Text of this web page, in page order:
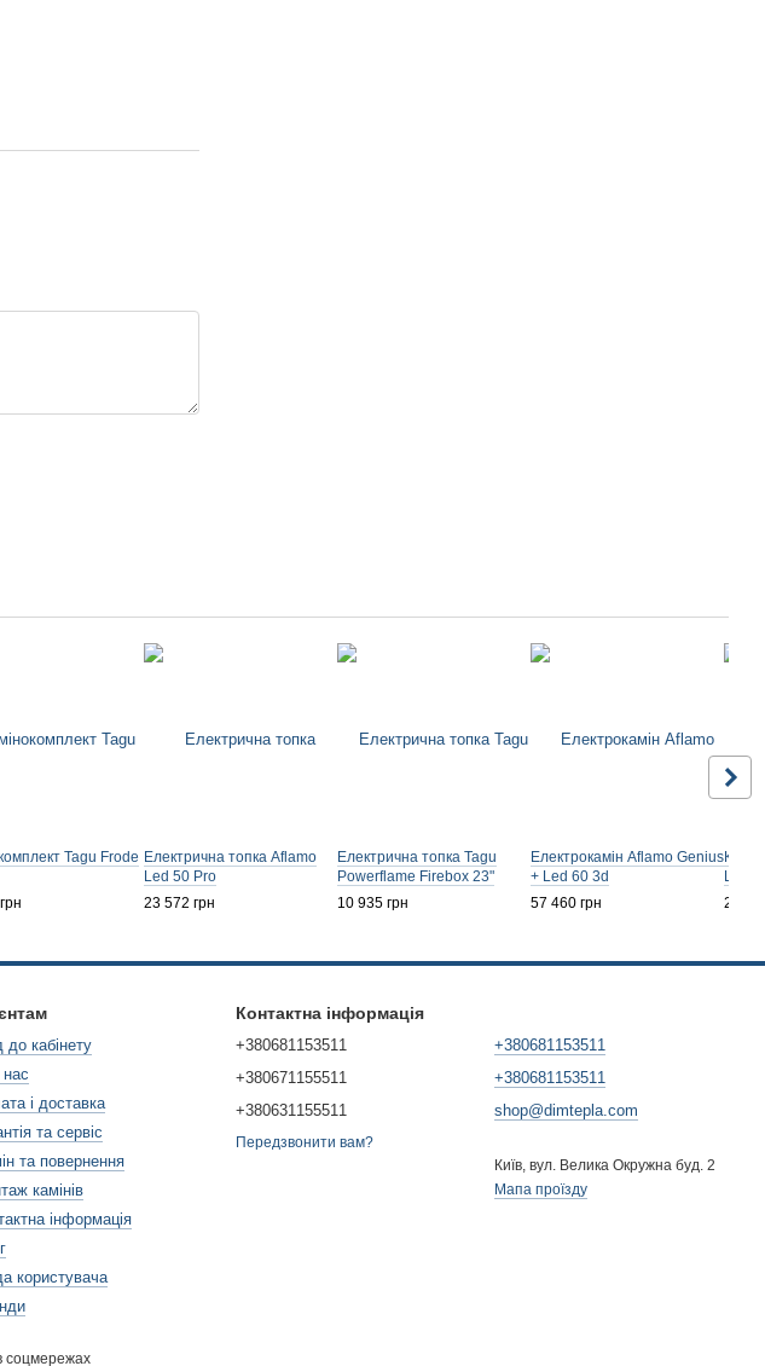
Tagu Frode Електрична топка Aflamo
Led 50 Pro
23 572 грн
Електрична топка Tagu
Powerflame Firebox 23"
10 935 грн
Електрокамін Aflamo Genius
+ Led 60 3d
57 460 грн
21
до кабінету
і доставка
та сервіс
та повернення
камінів
інформація
користувача
соцмережах
Контактна інформація
+380681153511
+380671155511
+380631155511
Передзвонити вам?
+380681153511
+380681153511
shop@dimtepla.com
Київ, вул. Велика Окружна буд. 2
Мапа проїзду